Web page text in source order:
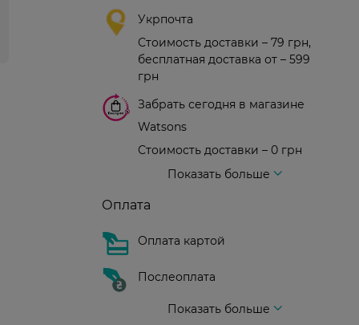
Укрпочта
Стоимость доставки – 79 грн,
бесплатная доставка от – 599
грн
Забрать сегодня в магазине
Watsons
Стоимость доставки – 0 грн
Показать больше
Оплата
Оплата картой
Послеоплата
Показать больше